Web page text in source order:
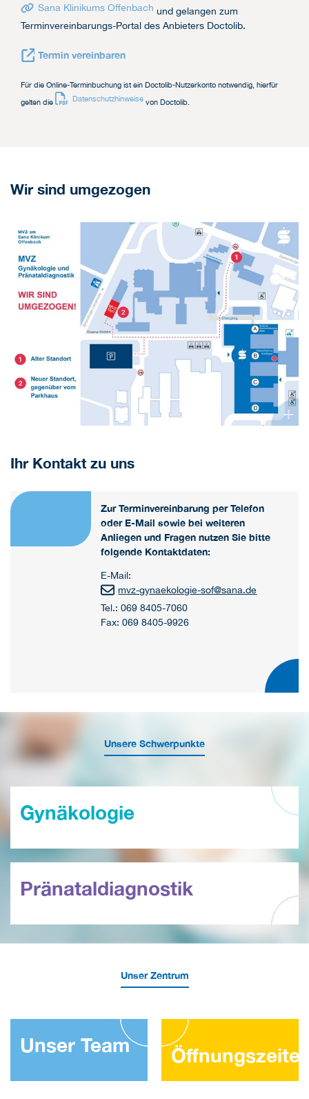
Sana Klinikums Offenbach und gelangen zum
Terminvereinbarungs-Portal des Anbieters Doctolib.
Termin vereinbaren
Für die Online-Terminbuchung ist ein Doctolib-Nutzerkonto notwendig, hierfür
gelten die Datenschutzhinweise von Doctolib.
Wir sind umgezogen
+
Ihr Kontakt zu uns
Zur Terminvereinbarung per Telefon
oder E-Mail sowie bei weiteren
Anliegen und Fragen nutzen Sie bitte
folgende Kontaktdaten:
E-Mail:
mvz-gynaekologie-sof@sana.de
Tel.: 069 8405-7060
Fax: 069 8405-9926
Unsere Schwerpunkte
Gynäkologie
Pränataldiagnostik
Unser Zentrum
Unser Team